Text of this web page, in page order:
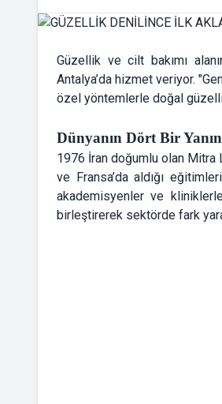
Güzellik ve cilt bakımı
Antalya’da hizmet veriyor.
özel yöntemlerle doğal
Dünyanın Dört Bir
1976 İran doğumlu olan Mitra
ve Fransa’da aldığı
akademisyenler ve
birleştirerek sektörde fark